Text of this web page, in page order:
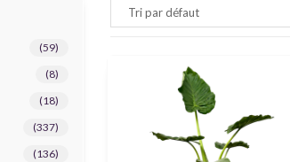
(59)
(8)
(18)
(337)
(136)